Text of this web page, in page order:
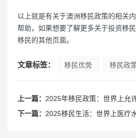
以上就是有关于澳洲移民政策的相关
帮助，如果想要了解更多关于投资移
移民的其他页面。
文章标签： 移民优势 移民政
上一篇： 2025年移民政策：世界上允
下一篇： 2025移民生活：世界上医疗